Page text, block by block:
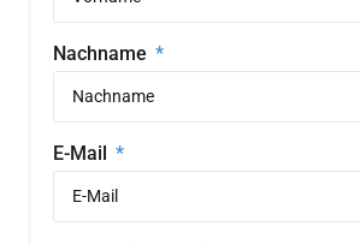
Nachname
E-Mail